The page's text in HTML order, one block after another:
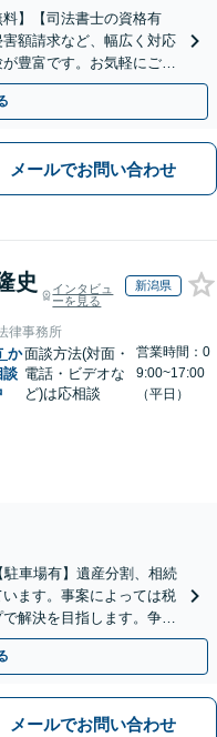
料】【司法書士の資格有
額請求など、幅広く対応
豊富です。お気軽にご相
イン面談可】
メールでお問い合わせ
史
インタビュ
ーを見る
新潟県
律事務所
か
談
面談方法(対面・
電話・ビデオな
ど)は応相談
営業時間：0
9:00~17:00
（平日）
駐車場有】遺産分割、相続
ます。事案によっては税
解決を目指します。争い
払い可】
メールでお問い合わせ